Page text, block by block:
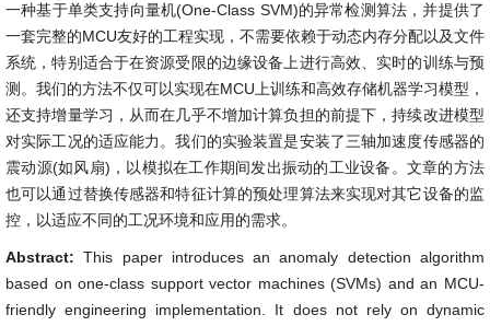
一种基于单类支持向量机(One-Class SVM)的异常检测算法，并提供了
一套完整的MCU友好的工程实现，不需要依赖于动态内存分配以及文件
系统，特别适合于在资源受限的边缘设备上进行高效、实时的训练与预
测。我们的方法不仅可以实现在MCU上训练和高效存储机器学习模型，
还支持增量学习，从而在几乎不增加计算负担的前提下，持续改进模型
对实际工况的适应能力。我们的实验装置是安装了三轴加速度传感器的
震动源(如风扇)，以模拟在工作期间发出振动的工业设备。文章的方法
也可以通过替换传感器和特征计算的预处理算法来实现对其它设备的监
控，以适应不同的工况环境和应用的需求。
Abstract:This paper introduces an anomaly detection algorithm
based on one-class support vector machines (SVMs) and an MCU-
friendly engineering implementation. It does not rely on dynamic